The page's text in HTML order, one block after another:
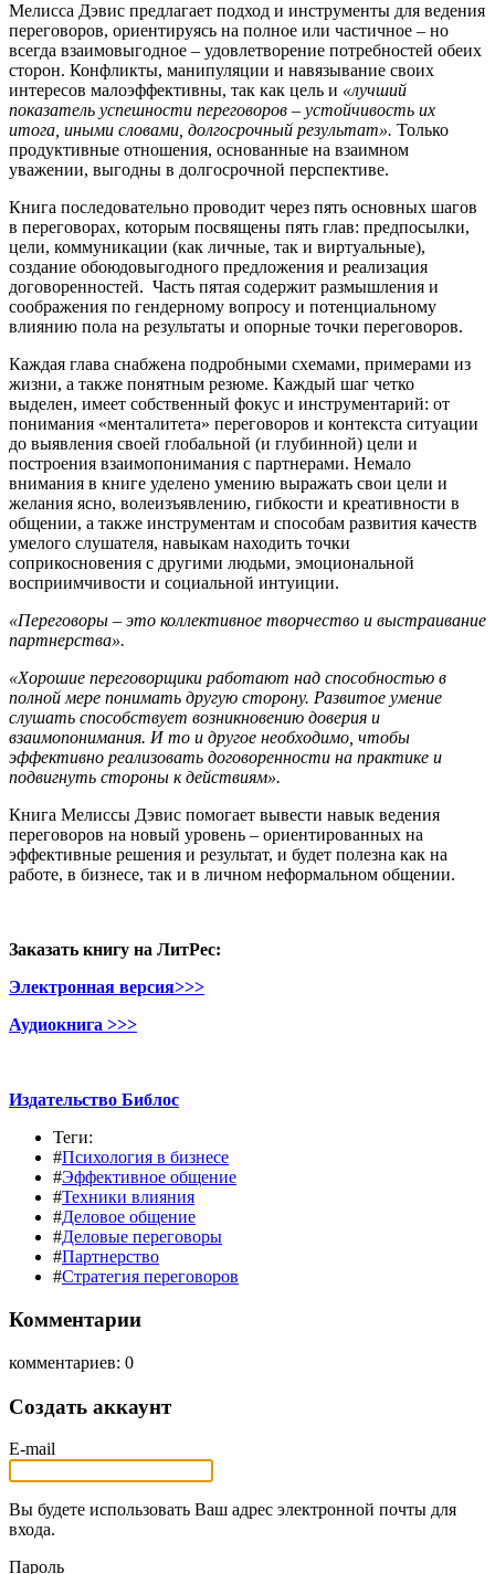
Мелисса Дэвис предлагает подход и инструменты для ведения
переговоров, ориентируясь на полное или частичное – но
всегда взаимовыгодное – удовлетворение потребностей обеих
сторон. Конфликты, манипуляции и навязывание своих
интересов малоэффективны, так как цель и «лучший
показатель успешности переговоров – устойчивость их
итога, иными словами, долгосрочный результат». Только
продуктивные отношения, основанные на взаимном
уважении, выгодны в долгосрочной перспективе.
Книга последовательно проводит через пять основных шагов
в переговорах, которым посвящены пять глав: предпосылки,
цели, коммуникации (как личные, так и виртуальные),
создание обоюдовыгодного предложения и реализация
договоренностей. Часть пятая содержит размышления и
соображения по гендерному вопросу и потенциальному
влиянию пола на результаты и опорные точки переговоров.
Каждая глава снабжена подробными схемами, примерами из
жизни, а также понятным резюме. Каждый шаг четко
выделен, имеет собственный фокус и инструментарий: от
понимания «менталитета» переговоров и контекста ситуации
до выявления своей глобальной (и глубинной) цели и
построения взаимопонимания с партнерами. Немало
внимания в книге уделено умению выражать свои цели и
желания ясно, волеизъявлению, гибкости и креативности в
общении, а также инструментам и способам развития качеств
умелого слушателя, навыкам находить точки
соприкосновения с другими людьми, эмоциональной
восприимчивости и социальной интуиции.
«Переговоры – это коллективное творчество и выстраивание
партнерства».
«Хорошие переговорщики работают над способностью в
полной мере понимать другую сторону. Развитое умение
слушать способствует возникновению доверия и
взаимопонимания. И то и другое необходимо, чтобы
эффективно реализовать договоренности на практике и
подвигнуть стороны к действиям».
Книга Мелиссы Дэвис помогает вывести навык ведения
переговоров на новый уровень – ориентированных на
эффективные решения и результат, и будет полезна как на
работе, в бизнесе, так и в личном неформальном общении.
Заказать книгу на ЛитРес:
Электронная версия>>>
Аудиокнига >>>
Издательство Библос
Теги:
#Психология в бизнесе
#Эффективное общение
#Техники влияния
#Деловое общение
#Деловые переговоры
#Партнерство
#Стратегия переговоров
Комментарии
комментариев: 0
Создать аккаунт
E-mail
Вы будете использовать Ваш адрес электронной почты для
входа.
Пароль